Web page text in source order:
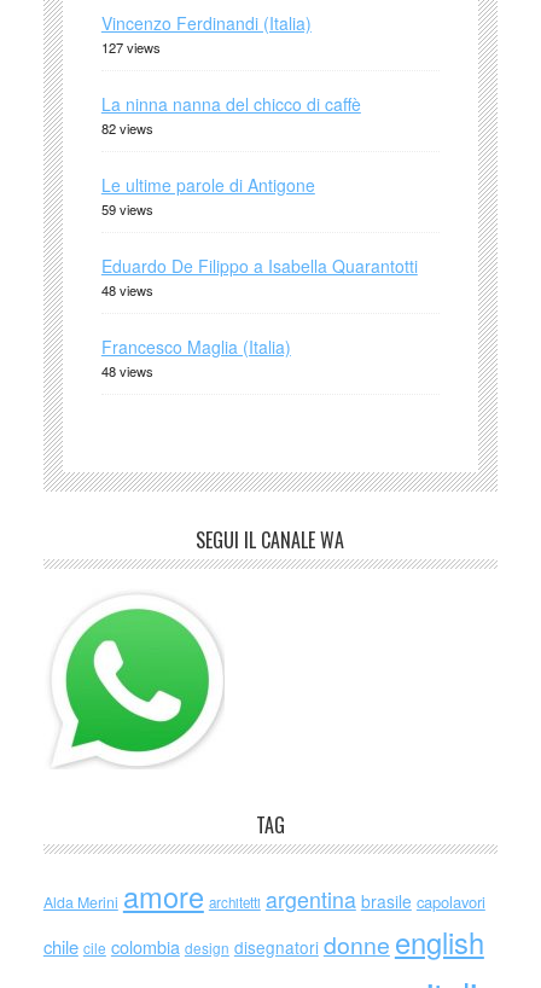
Vincenzo Ferdinandi (Italia)
127 views
La ninna nanna del chicco di caffè
82 views
Le ultime parole di Antigone
59 views
Eduardo De Filippo a Isabella Quarantotti
48 views
Francesco Maglia (Italia)
48 views
SEGUI IL CANALE WA
TAG
Alda Merini amore architetti argentina brasile capolavori
chile cile colombia design disegnatori donne english